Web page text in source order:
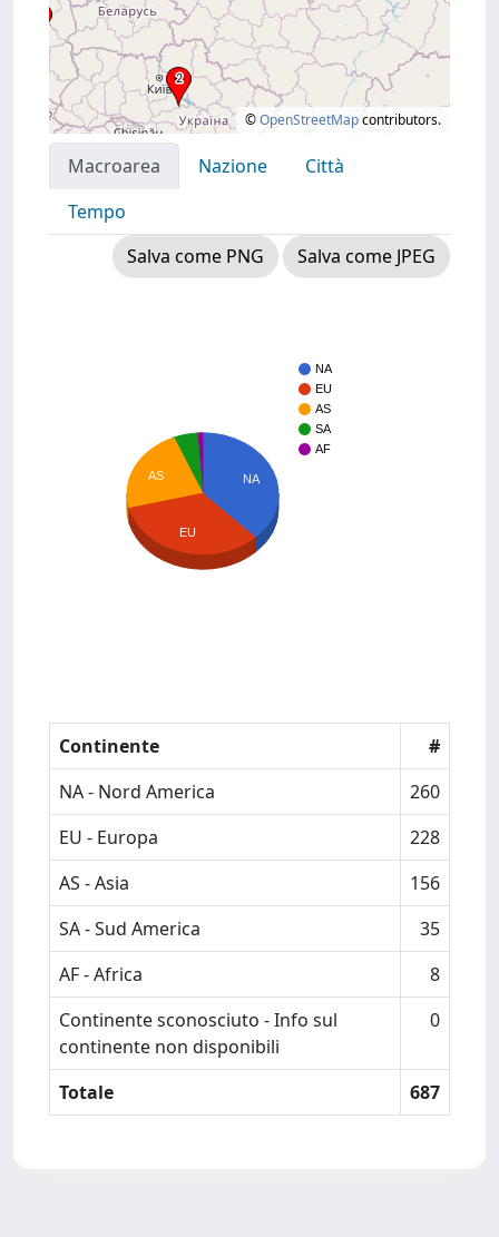
©OpenStreetMapcontributors.
Macroarea Nazione
Città
Tempo
Salva come PNG
Salva come JPEG
NA
EU
AS
SA
AF
NA
AS
EU
Continente
#
NA - Nord America
260
EU - Europa
228
AS - Asia
156
SA - Sud America
35
AF - Africa
8
Continente sconosciuto - Info sul
continente non disponibili
0
Totale 687